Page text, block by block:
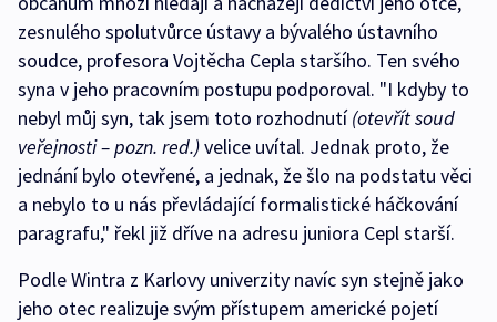
zesnulého spolutvůrce ústavy a bývalého ústavního
soudce, profesora Vojtěcha Cepla staršího. Ten svého
syna v jeho pracovním postupu podporoval. "I kdyby to
nebyl můj syn, tak jsem toto rozhodnutí(otevřít soud
veřejnosti – pozn. red.)velice uvítal. Jednak proto, že
jednání bylo otevřené, a jednak, že šlo na podstatu věci
a nebylo to u nás převládající formalistické háčkování
paragrafu," řekl již dříve na adresu juniora Cepl starší.
Podle Wintra z Karlovy univerzity navíc syn stejně jako
jeho otec realizuje svým přístupem americké pojetí